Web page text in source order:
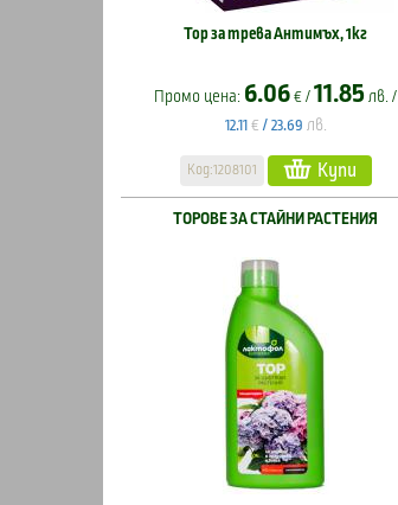
Тор за трева Антимъх, 1кг
Промо цена: 6.06 € / 11.85 лв. /
12.11 € / 23.69 лв.
Код:1208101 Купи
ТОРОВЕ ЗА СТАЙНИ РАСТЕНИЯ